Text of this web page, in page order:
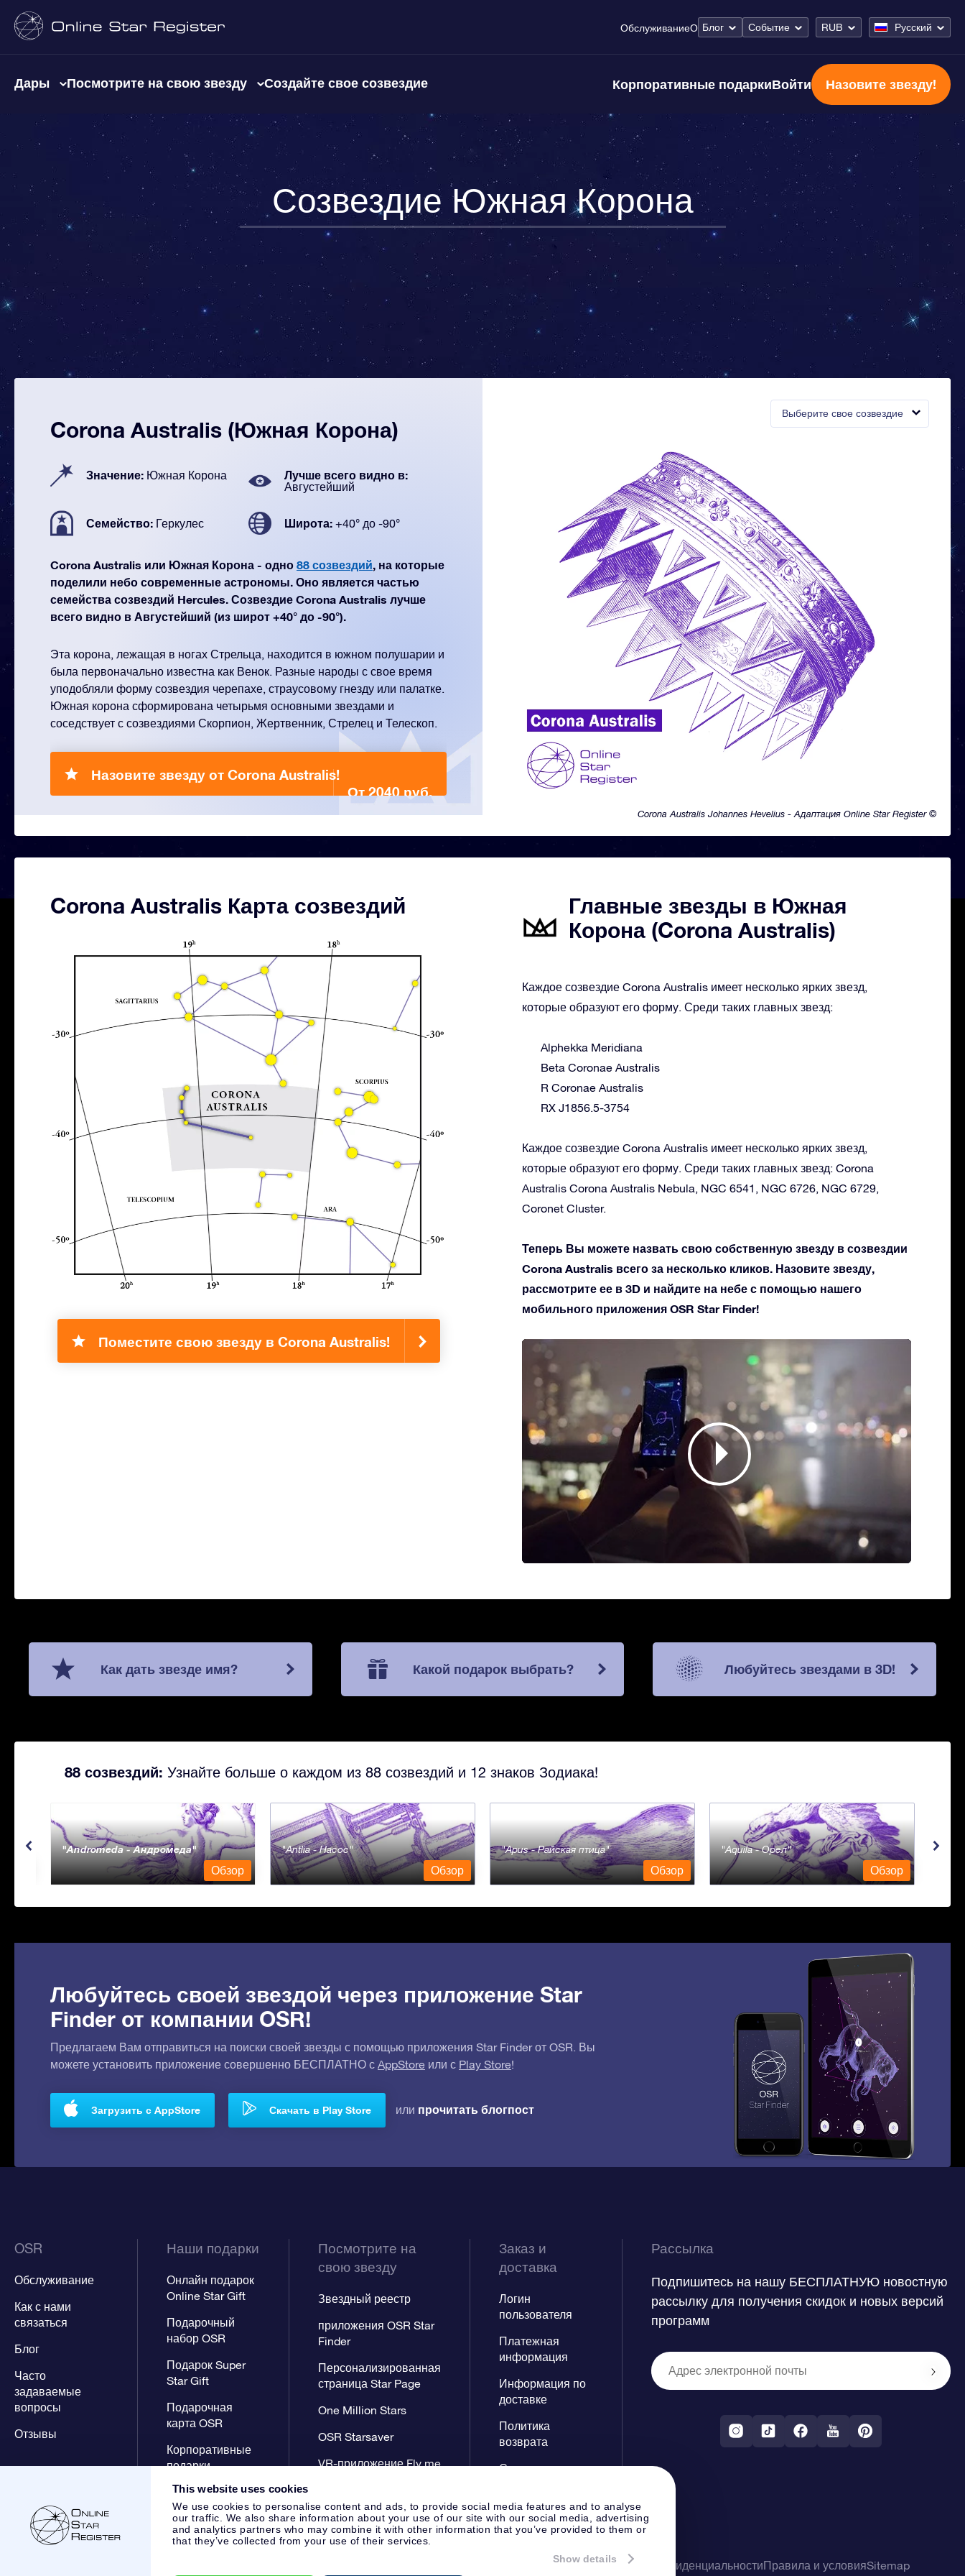
This website uses cookies
We use cookies to personalise content and ads, to provide social media features and to analyse
our traffic. We also share information about your use of our site with our social media, advertising
and analytics partners who may combine it with other information that you’ve provided to them or
that they’ve collected from your use of their services.
Show details
ОбслуживаниеО Блог Событие RUB Русский
Дары Посмотрите на свою звезду Создайте свое созвездие Корпоративные подаркиВойти Назовите звезду!
Созвездие Южная Корона
Выберите свое созвездие
Corona Australis Johannes Hevelius - Адаптация Online Star Register ©
Corona Australis (Южная Корона)
Значение: Южная Корона Лучше всего видно в:
Августейший
Семейство: Геркулес Широта: +40° до -90°
Corona Australis или Южная Корона - одно 88 созвездий, на которые
поделили небо современные астрономы. Оно является частью
семейства созвездий Hercules. Созвездие Corona Australis лучше
всего видно в Августейший (из широт +40° до -90°).
Эта корона, лежащая в ногах Стрельца, находится в южном полушарии и
была первоначально известна как Венок. Разные народы с свое время
уподобляли форму созвездия черепахе, страусовому гнезду или палатке.
Южная корона сформирована четырьмя основными звездами и
соседствует с созвездиями Скорпион, Жертвенник, Стрелец и Телескоп.
Назовите звезду от Corona Australis!
От 2040 руб.
Corona Australis Карта созвездий
Поместите свою звезду в Corona Australis!
Главные звезды в Южная
Корона (Corona Australis)
Каждое созвездие Corona Australis имеет несколько ярких звезд,
которые образуют его форму. Среди таких главных звезд:
Alphekka Meridiana
Beta Coronae Australis
R Coronae Australis
RX J1856.5-3754
Каждое созвездие Corona Australis имеет несколько ярких звезд,
которые образуют его форму. Среди таких главных звезд: Corona
Australis Corona Australis Nebula, NGC 6541, NGC 6726, NGC 6729,
Coronet Cluster.
Теперь Вы можете назвать свою собственную звезду в созвездии
Corona Australis всего за несколько кликов. Назовите звезду,
рассмотрите ее в 3D и найдите на небе с помощью нашего
мобильного приложения OSR Star Finder!
Как дать звезде имя? Какой подарок выбрать? Любуйтесь звездами в 3D!
88 созвездий: Узнайте больше о каждом из 88 созвездий и 12 знаков Зодиака!
Andromeda - Андромеда
Обзор
Antlia - Насос
Обзор
Apus - Райская птица
Обзор
Aquila - Орел
Обзор
Любуйтесь своей звездой через приложение Star
Finder от компании OSR!
Предлагаем Вам отправиться на поиски своей звезды с помощью приложения Star Finder от OSR. Вы
можете установить приложение совершенно БЕСПЛАТНО с AppStore или с Play Store!
Загрузить с AppStore Скачать в Play Store или прочитать блогпост
OSR
Обслуживание
Как с нами
связаться
Блог
Часто
задаваемые
вопросы
Отзывы
Наши подарки
Онлайн подарок
Online Star Gift
Подарочный
набор OSR
Подарок Super
Star Gift
Подарочная
карта OSR
Корпоративные
подарки
Посмотрите на
свою звезду
Звездный реестр
приложения OSR Star
Finder
Персонализированная
страница Star Page
One Million Stars
OSR Starsaver
VR-приложение Fly me
Заказ и
доставка
Логин
пользователя
Платежная
информация
Информация по
доставке
Политика
возврата
Созвездиях
Рассылка
Подпишитесь на нашу БЕСПЛАТНУЮ новостную
рассылку для получения скидок и новых версий
программ
Cтраница ПрессаЗаявление о конфиденциальностиПравила и условияSitemap